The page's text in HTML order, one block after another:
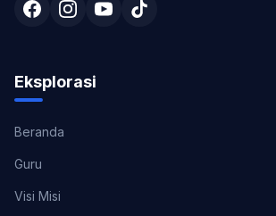
Eksplorasi
Beranda
Guru
Visi Misi